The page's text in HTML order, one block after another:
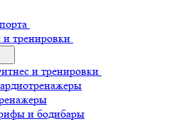
тренировки
и тренировки
и бодибары